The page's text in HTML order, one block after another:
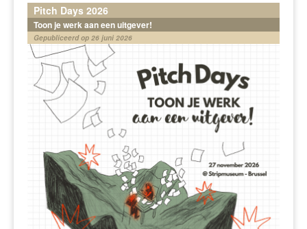
Pitch Days 2026
Toon je werk aan een uitgever!
Gepubliceerd op 26 juni 2026